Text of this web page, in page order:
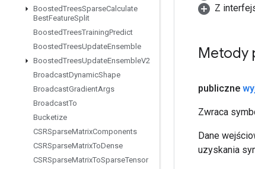
BoostedTreesSparseCalculate
BestFeatureSplit
BoostedTreesTrainingPredict
BoostedTreesUpdateEnsemble
BoostedTreesUpdateEnsembleV2
BroadcastDynamicShape
BroadcastGradientArgs
BroadcastTo
Bucketize
CSRSparseMatrixComponents
CSRSparseMatrixToDense
CSRSparseMatrixToSparseTensor
Z
Metody
publiczne
Zwraca
Dane
uzyskania